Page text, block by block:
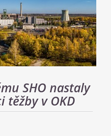
SHO nastaly
těžby v OKD